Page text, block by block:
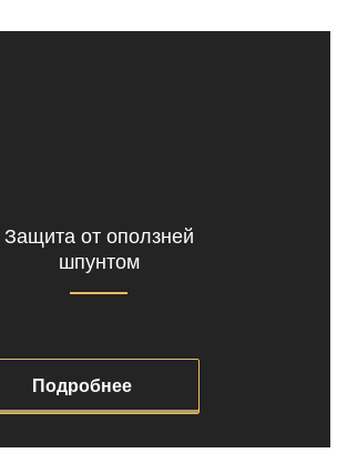
Защита от оползней
шпунтом
Подробнее